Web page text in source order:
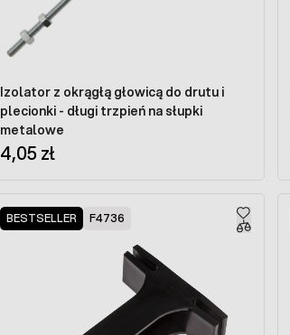
Izolator z okrągłą głowicą do drutu i
plecionki - długi trzpień na słupki
metalowe
4,05 zł
BESTSELLER F4736